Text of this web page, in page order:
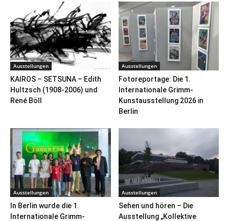
Ausstellungen
KAIROS – SETSUNA – Edith
Hultzsch (1908-2006) und
René Böll
Ausstellungen
Fotoreportage: Die 1.
Internationale Grimm-
Kunstausstellung 2026 in
Berlin
Ausstellungen
In Berlin wurde die 1.
Internationale Grimm-
Ausstellungen
Sehen und hören – Die
Ausstellung „Kollektive